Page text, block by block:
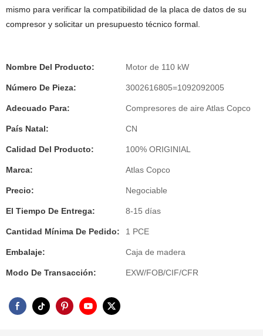
mismo para verificar la compatibilidad de la placa de datos de su
compresor y solicitar un presupuesto técnico formal.
Nombre Del Producto: Motor de 110 kW
Número De Pieza: 3002616805=1092092005
Adecuado Para: Compresores de aire Atlas Copco
País Natal: CN
Calidad Del Producto: 100% ORIGINIAL
Marca: Atlas Copco
Precio: Negociable
El Tiempo De Entrega: 8-15 días
Cantidad Mínima De Pedido: 1 PCE
Embalaje: Caja de madera
Modo De Transacción: EXW/FOB/CIF/CFR